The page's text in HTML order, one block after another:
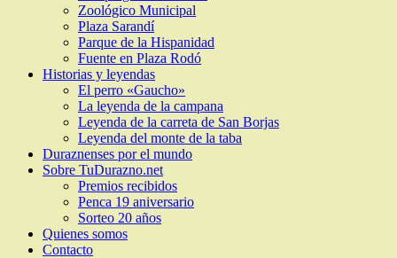
Zoológico Municipal
Plaza Sarandí
Parque de la Hispanidad
Fuente en Plaza Rodó
Historias y leyendas
El perro «Gaucho»
La leyenda de la campana
Leyenda de la carreta de San Borjas
Leyenda del monte de la taba
Duraznenses por el mundo
Sobre TuDurazno.net
Premios recibidos
Penca 19 aniversario
Sorteo 20 años
Quienes somos
Contacto